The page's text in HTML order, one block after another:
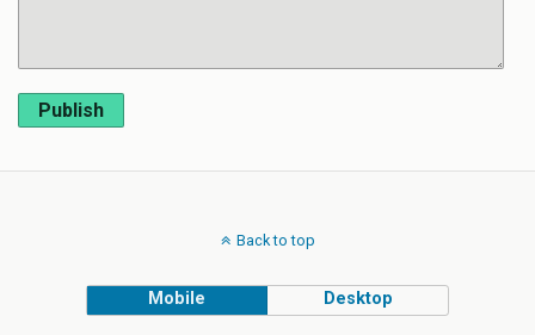
Publish
Back to top
Mobile Desktop